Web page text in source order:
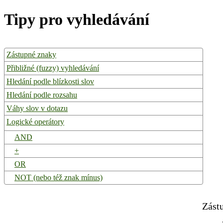
Tipy pro vyhledávání
Zástupné znaky
Přibližné (fuzzy) vyhledávání
Hledání podle blízkosti slov
Hledání podle rozsahu
Váhy slov v dotazu
Logické operátory
AND
+
OR
NOT (nebo též znak mínus)